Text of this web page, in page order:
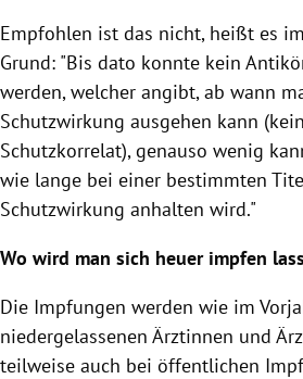
Empfohlen ist das nicht, heißt es
Grund: "Bis dato konnte kein
werden, welcher angibt, ab wann
Schutzwirkung ausgehen kann
Schutzkorrelat), genauso wenig
wie lange bei einer bestimmten
Schutzwirkung anhalten wird."
Wo wird man sich heuer impfen
Die Impfungen werden wie im
niedergelassenen Ärztinnen und
teilweise auch bei öffentlichen